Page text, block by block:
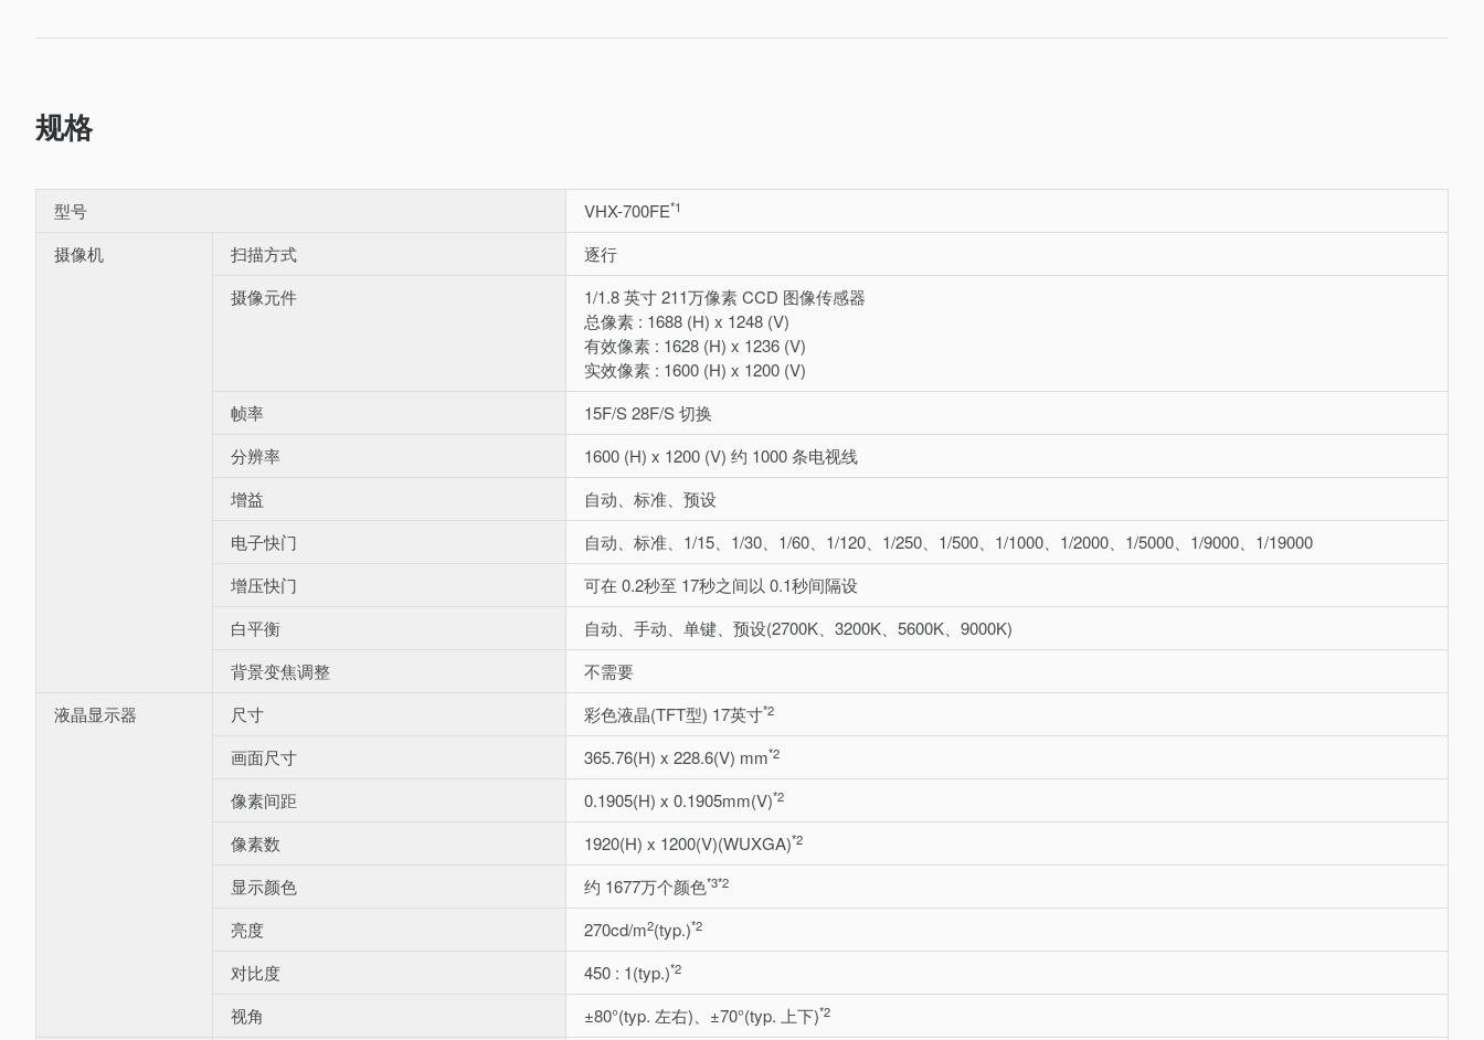
规格
型号 VHX-700FE*1
摄像机 扫描方式
逐行
摄像元件
1/1.8 英寸 211万像素 CCD 图像传感器
总像素 : 1688 (H) x 1248 (V)
有效像素 : 1628 (H) x 1236 (V)
实效像素 : 1600 (H) x 1200 (V)
帧率
15F/S 28F/S 切换
分辨率
1600 (H) x 1200 (V) 约 1000 条电视线
增益
自动、标准、预设
电子快门
自动、标准、1/15、1/30、1/60、1/120、1/250、1/500、1/1000、1/2000、1/5000、1/9000、1/19000
增压快门
可在 0.2秒至 17秒之间以 0.1秒间隔设
白平衡
自动、手动、单键、预设(2700K、3200K、5600K、9000K)
背景变焦调整
不需要
液晶显示器
尺寸 彩色液晶(TFT型) 17英寸*2
画面尺寸 365.76(H) x 228.6(V) mm*2
像素间距 0.1905(H) x 0.1905mm(V)*2
像素数 1920(H) x 1200(V)(WUXGA)*2
显示颜色 约 1677万个颜色*3*2
亮度 270cd/m2(typ.)*2
对比度 450 : 1(typ.)*2
视角 ±80°(typ. 左右)、±70°(typ. 上下)*2